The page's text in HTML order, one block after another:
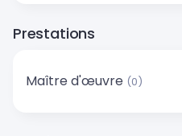
Prestations
Maître d'œuvre (0)